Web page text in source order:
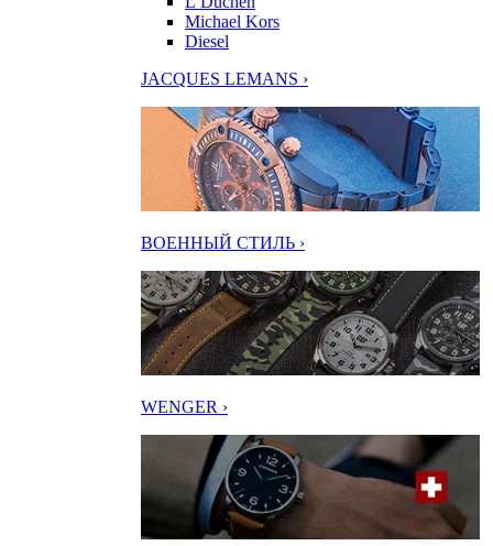
Michael Kors
Diesel
JACQUES LEMANS ›
ВОЕННЫЙ СТИЛЬ ›
WENGER ›